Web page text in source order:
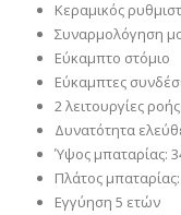
Κεραμικός
Συναρμολόγηση
Εύκαμπτο στόμιο
Eύκαμπτες
2 λειτουργίες ροής
Δυνατότητα
Ύψος μπαταρίας:
Πλάτος
Εγγύηση 5 ετών